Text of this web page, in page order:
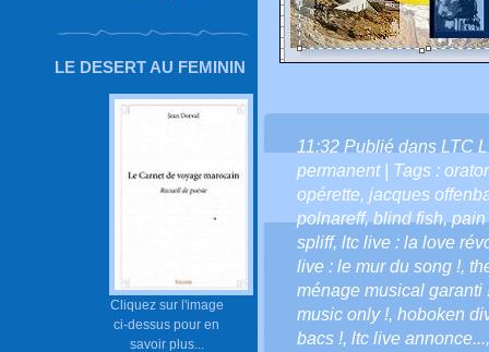
LE DESERT AU FEMININ
Cliquez sur l'image
ci-dessus pour en
savoir plus...
11:32 Publié dans LTC
permanent| Tags :
opérette, jacques
polnareff,blind fish,pain
spliff, ltc live : la love
live : le mur du song !,
ménage musical garanti
music only !, hoboken
bacs !, ltc live annonce...